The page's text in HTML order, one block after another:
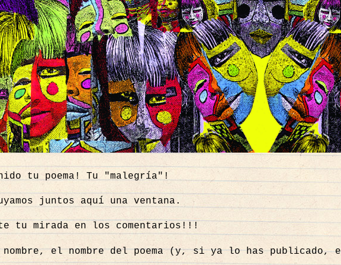
tu poema! Tu "malegría"!
juntos aquí una ventana.
tu mirada en los comentarios!!!
nombre, el nombre del poema (y, si ya lo has